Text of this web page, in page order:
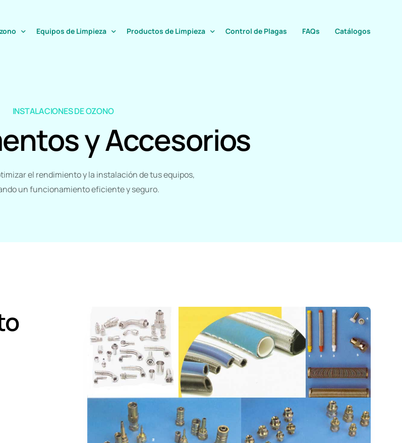
Equipos de Limpieza
Complementos y Accesorios
Productos de Limpieza
Industria
Complementos
Control de Plagas FAQs Catálogos
INSTALACIONES DE OZONO
y Accesorios
el rendimiento y la instalación de tus equipos,
un funcionamiento eficiente y seguro.